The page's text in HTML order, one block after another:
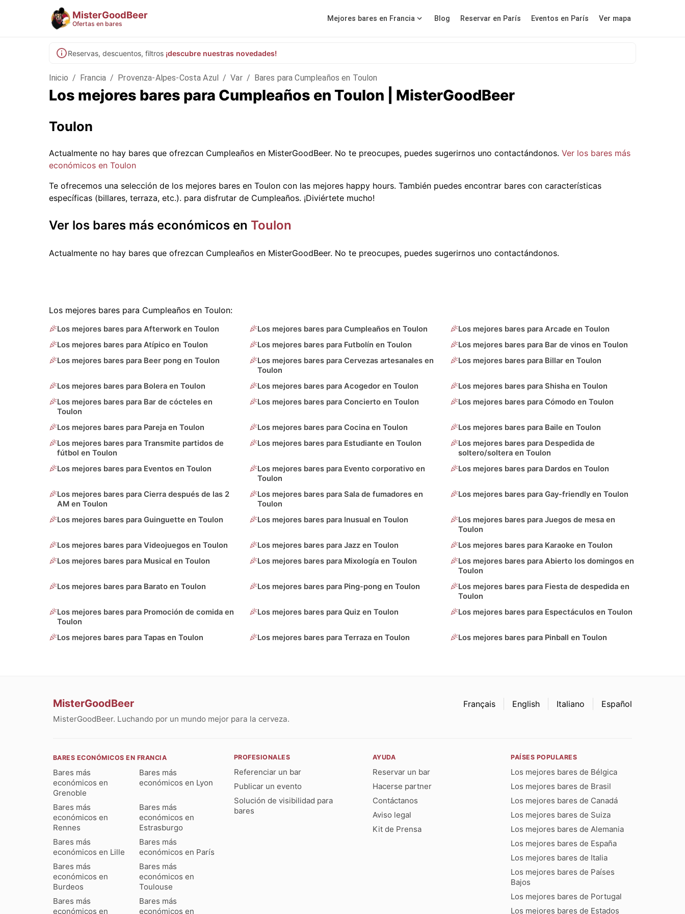
MisterGoodBeer
Ofertas en bares
Mejores bares en Francia Blog Reservar en París Eventos en París Ver mapa
Reservas, descuentos, filtros ¡descubre nuestras novedades!
Inicio / Francia / Provenza-Alpes-Costa Azul / Var / Bares para Cumpleaños en Toulon
Los mejores bares para Cumpleaños en Toulon | MisterGoodBeer
Toulon
Actualmente no hay bares que ofrezcan Cumpleaños en MisterGoodBeer. No te preocupes, puedes sugerirnos uno contactándonos. Ver los bares más
económicos en Toulon
Te ofrecemos una selección de los mejores bares en Toulon con las mejores happy hours. También puedes encontrar bares con características
específicas (billares, terraza, etc.). para disfrutar de Cumpleaños. ¡Diviértete mucho!
Ver los bares más económicos en Toulon
Actualmente no hay bares que ofrezcan Cumpleaños en MisterGoodBeer. No te preocupes, puedes sugerirnos uno contactándonos.
Los mejores bares para Cumpleaños en Toulon:
Los mejores bares para Afterwork en Toulon Los mejores bares para Cumpleaños en Toulon
Los mejores bares para Arcade en Toulon
Los mejores bares para Atípico en Toulon
Los mejores bares para Futbolín en Toulon
Los mejores bares para Bar de vinos en Toulon
Los mejores bares para Beer pong en Toulon
Los mejores bares para Cervezas artesanales en
Toulon
Los mejores bares para Billar en Toulon
Los mejores bares para Bolera en Toulon Los mejores bares para Acogedor en Toulon
Los mejores bares para Shisha en Toulon
Los mejores bares para Bar de cócteles en
Toulon
Los mejores bares para Concierto en Toulon Los mejores bares para Cómodo en Toulon
Los mejores bares para Pareja en Toulon Los mejores bares para Cocina en Toulon
Los mejores bares para Baile en Toulon
Los mejores bares para Transmite partidos de
fútbol en Toulon
Los mejores bares para Estudiante en Toulon
Los mejores bares para Despedida de
soltero/soltera en Toulon
Los mejores bares para Eventos en Toulon
Los mejores bares para Evento corporativo en
Toulon
Los mejores bares para Dardos en Toulon
Los mejores bares para Cierra después de las 2
AM en Toulon
Los mejores bares para Sala de fumadores en
Toulon
Los mejores bares para Gay-friendly en Toulon
Los mejores bares para Guinguette en Toulon Los mejores bares para Inusual en Toulon
Los mejores bares para Juegos de mesa en
Toulon
Los mejores bares para Videojuegos en Toulon
Los mejores bares para Jazz en Toulon
Los mejores bares para Karaoke en Toulon
Los mejores bares para Musical en Toulon
Los mejores bares para Mixología en Toulon
Los mejores bares para Abierto los domingos en
Toulon
Los mejores bares para Barato en Toulon
Los mejores bares para Ping-pong en Toulon
Los mejores bares para Fiesta de despedida en
Toulon
Los mejores bares para Promoción de comida en
Toulon
Los mejores bares para Quiz en Toulon Los mejores bares para Espectáculos en Toulon
Los mejores bares para Tapas en Toulon Los mejores bares para Terraza en Toulon Los mejores bares para Pinball en Toulon
MisterGoodBeer
MisterGoodBeer. Luchando por un mundo mejor para la cerveza.
Français English Italiano Español
BARES ECONÓMICOS EN FRANCIA
Bares más
económicos en
Grenoble
Bares más
económicos en Lyon
Bares más
económicos en
Rennes
Bares más
económicos en
Estrasburgo
Bares más
económicos en Lille
Bares más
económicos en París
Bares más
económicos en
Burdeos
Bares más
económicos en
Toulouse
Bares más
económicos en
Bares más
económicos en
PROFESIONALES
Referenciar un bar
Publicar un evento
Solución de visibilidad para
bares
AYUDA
Reservar un bar
Hacerse partner
Contáctanos
Aviso legal
Kit de Prensa
PAÍSES POPULARES
Los mejores bares de Bélgica
Los mejores bares de Brasil
Los mejores bares de Canadá
Los mejores bares de Suiza
Los mejores bares de Alemania
Los mejores bares de España
Los mejores bares de Italia
Los mejores bares de Países
Bajos
Los mejores bares de Portugal
Los mejores bares de Estados